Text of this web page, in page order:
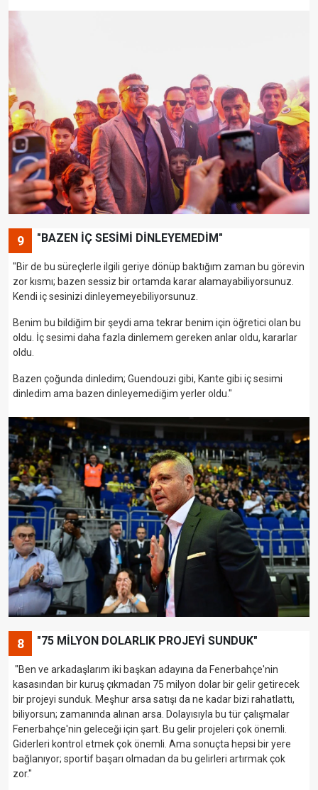
9 "BAZEN İÇ SESİMİ DİNLEYEMEDİM"
"Bir de bu süreçlerle ilgili geriye dönüp baktığım zaman bu görevin
zor kısmı; bazen sessiz bir ortamda karar alamayabiliyorsunuz.
Kendi iç sesinizi dinleyemeyebiliyorsunuz.
Benim bu bildiğim bir şeydi ama tekrar benim için öğretici olan bu
oldu. İç sesimi daha fazla dinlemem gereken anlar oldu, kararlar
oldu.
Bazen çoğunda dinledim; Guendouzi gibi, Kante gibi iç sesimi
dinledim ama bazen dinleyemediğim yerler oldu."
8 "75 MİLYON DOLARLIK PROJEYİ SUNDUK"
"Ben ve arkadaşlarım iki başkan adayına da Fenerbahçe'nin
kasasından bir kuruş çıkmadan 75 milyon dolar bir gelir getirecek
bir projeyi sunduk. Meşhur arsa satışı da ne kadar bizi rahatlattı,
biliyorsun; zamanında alınan arsa. Dolayısıyla bu tür çalışmalar
Fenerbahçe'nin geleceği için şart. Bu gelir projeleri çok önemli.
Giderleri kontrol etmek çok önemli. Ama sonuçta hepsi bir yere
bağlanıyor; sportif başarı olmadan da bu gelirleri artırmak çok
zor."